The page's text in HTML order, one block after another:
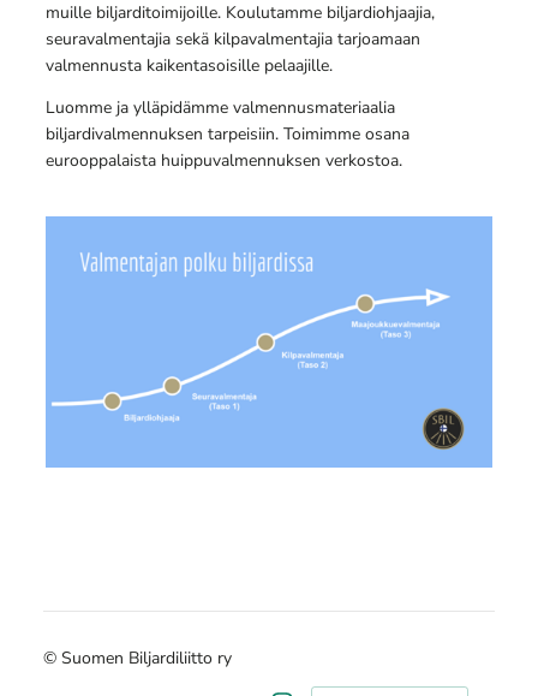
muille biljarditoimijoille. Koulutamme biljardiohjaajia,
seuravalmentajia sekä kilpavalmentajia tarjoamaan
valmennusta kaikentasoisille pelaajille.
Luomme ja ylläpidämme valmennusmateriaalia
biljardivalmennuksen tarpeisiin. Toimimme osana
eurooppalaista huippuvalmennuksen verkostoa.
© Suomen Biljardiliitto ry